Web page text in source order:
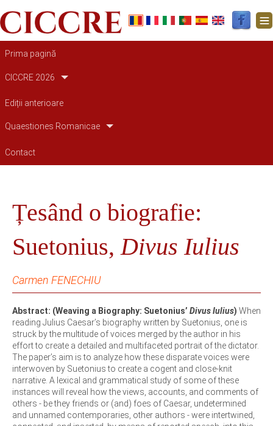
Main navigation
Prima pagină
CICCRE 2026
Ediții anterioare
Quaestiones Romanicae
Contact
Țesând o biografie:
Suetonius, Divus Iulius
Carmen FENECHIU
Abstract: (Weaving a Biography: Suetonius’ Divus Iulius) When
reading Julius Caesar’s biography written by Suetonius, one is
struck by the multitude of voices merged by the author in his
effort to create a detailed and multifaceted portrait of the dictator.
The paper’s aim is to analyze how these disparate voices were
interwoven by Suetonius to create a cogent and close-knit
narrative. A lexical and grammatical study of some of these
instances will reveal how the views, accounts, and comments of
others - be they friends or (and) foes of Caesar, undetermined
and unnamed contemporaries, other authors - were intertwined,